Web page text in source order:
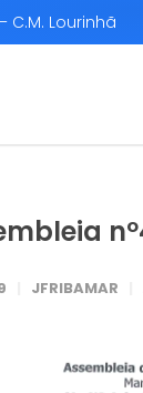
C.M. Lourinhã
JFRIBAMAR